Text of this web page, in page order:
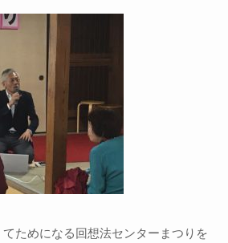
ためになる回想法センターまつりを